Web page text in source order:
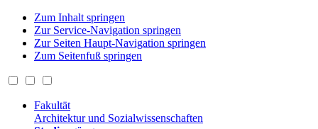
Zum Inhalt springen
Zur Service-Navigation springen
Zur Seiten Haupt-Navigation springen
Zum Seitenfuß springen
Fakultät
Architektur und Sozialwissenschaften